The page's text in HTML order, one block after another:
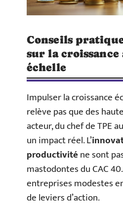
Conseils
sur la croissance
échelle
Impulser la croissance
relève pas que des
acteur, du chef de TPE
un impact réel. L’
productiviténe sont
mastodontes du CAC
entreprises modestes
de leviers d’action.